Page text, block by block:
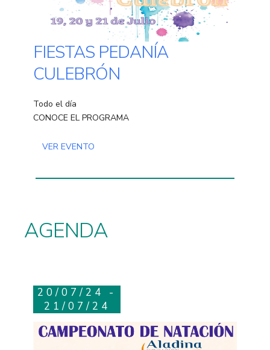
FIESTAS PEDANÍA
CULEBRÓN
Todo el día
CONOCE EL PROGRAMA
VER EVENTO
AGENDA
20/07/24 -
21/07/24